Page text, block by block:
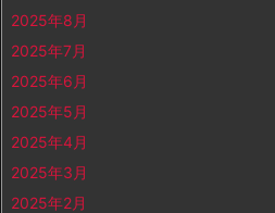
2025年8月
2025年7月
2025年6月
2025年5月
2025年4月
2025年3月
2025年2月